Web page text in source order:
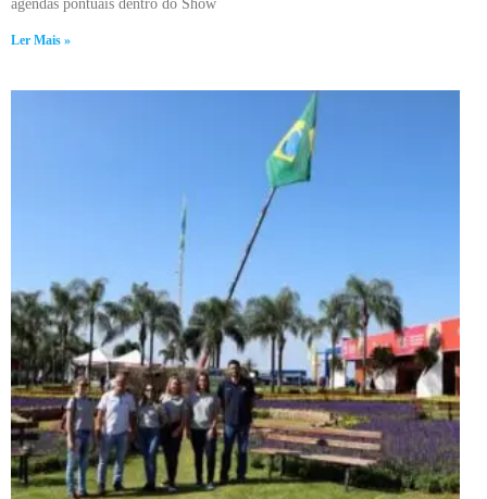
agendas pontuais dentro do Show
Ler Mais »